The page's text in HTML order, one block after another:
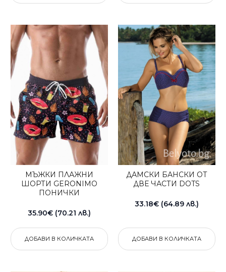
МЪЖКИ ПЛАЖНИ
ШОРТИ GERONIMO
ПОНИЧКИ
35.90€ (70.21 лв.)
ДОБАВИ В КОЛИЧКАТА
ДАМСКИ БАНСКИ ОТ
ДВЕ ЧАСТИ DOTS
33.18€ (64.89 лв.)
ДОБАВИ В КОЛИЧКАТА